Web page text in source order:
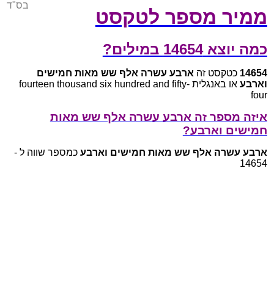
ממיר מספר לטקסט
בס"ד
כמה יוצא 14654 במילים?
14654 כטקסט זה ארבע עשרה אלף שש מאות חמישים
וארבע
או באנגלית fourteen thousand six hundred and fifty-
four
איזה מספר זה ארבע עשרה אלף שש מאות
חמישים וארבע?
ארבע עשרה אלף שש מאות חמישים וארבע כמספר שווה ל -
14654